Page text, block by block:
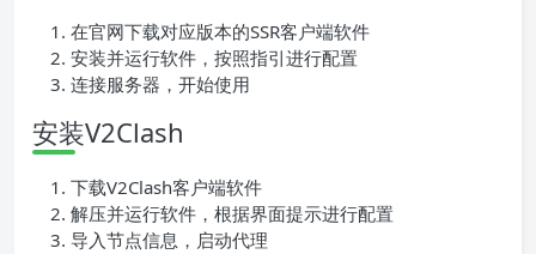
在官网下载对应版本的SSR客户端软件
安装并运行软件，按照指引进行配置
连接服务器，开始使用
安装V2Clash
下载V2Clash客户端软件
解压并运行软件，根据界面提示进行配置
导入节点信息，启动代理